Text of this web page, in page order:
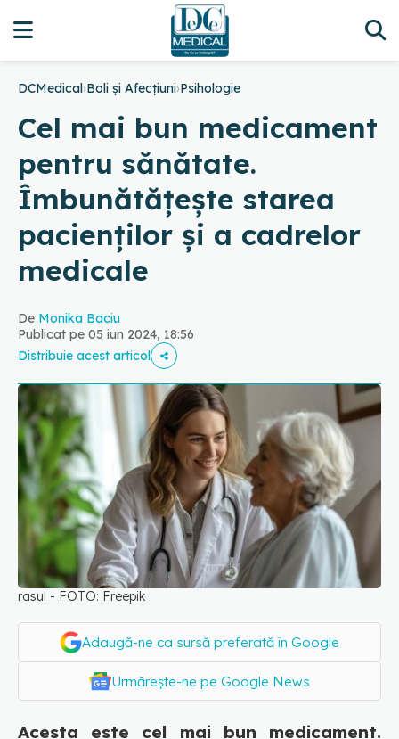
DCMedical›Boli și Afecțiuni›Psihologie
Cel mai bun medicament
pentru sănătate.
Îmbunătățește starea
pacienților și a cadrelor
medicale
De Monika Baciu
Publicat pe 05 iun 2024, 18:56
Distribuie acest articol
rasul - FOTO: Freepik
Adaugă-ne ca sursă preferată în Google
Urmărește-ne pe Google News
Acesta este cel mai bun medicament.